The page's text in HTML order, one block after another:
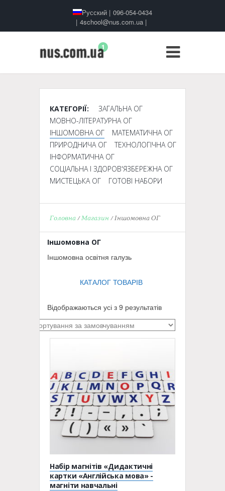
Русский | 096-054-0434
| 4school@nus.com.ua |
КАТЕГОРІЇ:
ЗАГАЛЬНА ОГ
МОВНО-ЛІТЕРАТУРНА ОГ
ІНШОМОВНА ОГ
МАТЕМАТИЧНА ОГ
ПРИРОДНИЧА ОГ
ТЕХНОЛОГІЧНА ОГ
ІНФОРМАТИЧНА ОГ
СОЦІАЛЬНА І ЗДОРОВ'ЯЗБЕРЕЖНА ОГ
МИСТЕЦЬКА ОГ
ГОТОВІ НАБОРИ
Головна /Магазин / Іншомовна ОГ
Іншомовна ОГ
Іншомовна освітня галузь
КАТАЛОГ ТОВАРІВ
Відображаються усі з 9 результатів
Набір магнітів «Дидактичні
картки «Англійська мова» -
магніти навчальні